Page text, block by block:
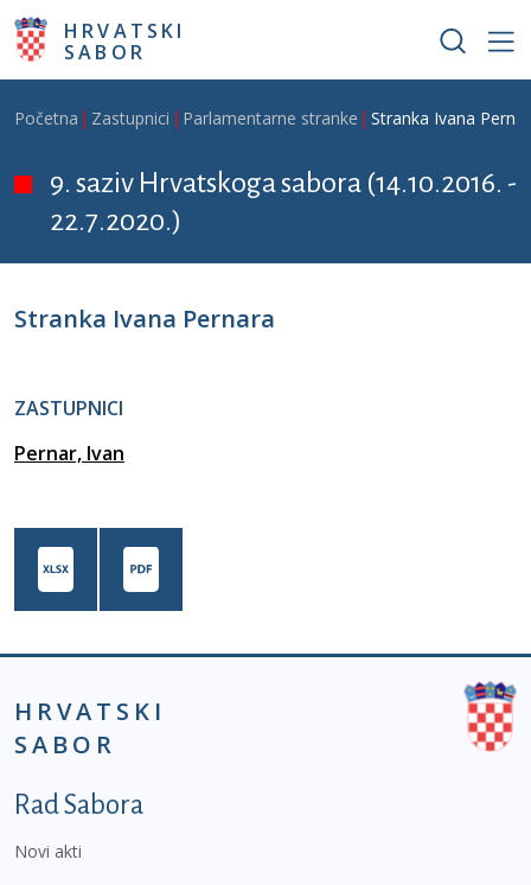
Skoči na glavni sadržaj
HRVATSKI
SABOR
Breadcrumb
Početna Zastupnici Parlamentarne stranke Stranka Ivana
9. saziv Hrvatskoga sabora (14.10.2016. -
22.7.2020.)
Stranka Ivana Pernara
ZASTUPNICI
Pernar, Ivan
HRVATSKI
SABOR
Podnožje prvi izbornik
Rad Sabora
Novi akti